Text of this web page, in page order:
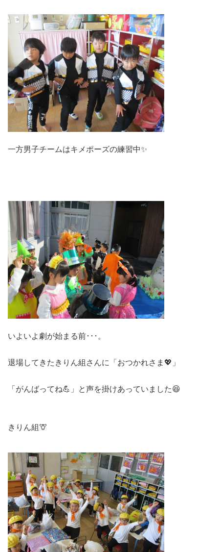
一方男子チームはキメポーズの練習中✨
いよいよ劇が始まる前･･･。
退場してきたきりん組さんに「おつかれさま💖」
「がんばってね💪」と声を掛けあっていました😆
きりん組🦒